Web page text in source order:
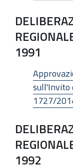
1991
sull'Invito
1727/
1992